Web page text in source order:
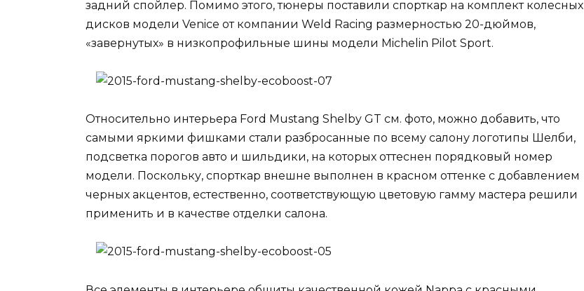
задний спойлер. Помимо этого, тюнеры поставили спорткар на комплект колесных
дисков модели Venice от компании Weld Racing размерностью 20-дюймов,
«завернутых» в низкопрофильные шины модели Michelin Pilot Sport.
Относительно интерьера Ford Mustang Shelby GT см. фото, можно добавить, что
самыми яркими фишками стали разбросанные по всему салону логотипы Шелби,
подсветка порогов авто и шильдики, на которых оттеснен порядковый номер
модели. Поскольку, спорткар внешне выполнен в красном оттенке с добавлением
черных акцентов, естественно, соответствующую цветовую гамму мастера решили
применить и в качестве отделки салона.